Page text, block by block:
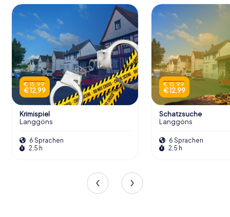
€ 15,99
€ 12,99
Krimispiel
Langgöns
6 Sprachen
2,5 h
€ 15,99
€ 12,99
Schatzsuche
Langgöns
6 Sprachen
2,5 h